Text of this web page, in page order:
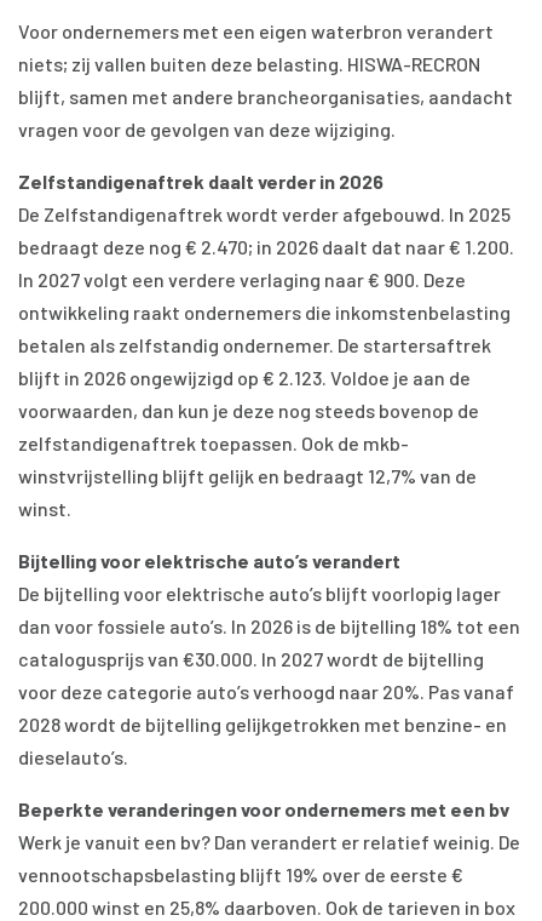
Voor ondernemers met een eigen waterbron verandert
niets; zij vallen buiten deze belasting. HISWA-RECRON
blijft, samen met andere brancheorganisaties, aandacht
vragen voor de gevolgen van deze wijziging.
Zelfstandigenaftrek daalt verder in 2026
De Zelfstandigenaftrek wordt verder afgebouwd. In 2025
bedraagt deze nog € 2.470; in 2026 daalt dat naar € 1.200.
In 2027 volgt een verdere verlaging naar € 900. Deze
ontwikkeling raakt ondernemers die inkomstenbelasting
betalen als zelfstandig ondernemer. De startersaftrek
blijft in 2026 ongewijzigd op € 2.123. Voldoe je aan de
voorwaarden, dan kun je deze nog steeds bovenop de
zelfstandigenaftrek toepassen. Ook de mkb-
winstvrijstelling blijft gelijk en bedraagt 12,7% van de
winst.
Bijtelling voor elektrische auto’s verandert
De bijtelling voor elektrische auto’s blijft voorlopig lager
dan voor fossiele auto’s. In 2026 is de bijtelling 18% tot een
catalogusprijs van €30.000. In 2027 wordt de bijtelling
voor deze categorie auto’s verhoogd naar 20%. Pas vanaf
2028 wordt de bijtelling gelijkgetrokken met benzine- en
dieselauto’s.
Beperkte veranderingen voor ondernemers met een bv
Werk je vanuit een bv? Dan verandert er relatief weinig. De
vennootschapsbelasting blijft 19% over de eerste €
200.000 winst en 25,8% daarboven. Ook de tarieven in box